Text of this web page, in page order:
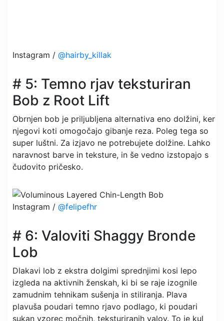
Instagram / @hairby_killak
# 5: Temno rjav teksturiran
Bob z Root Lift
Obrnjen bob je priljubljena alternativa eno dolžini, ker
njegovi koti omogočajo gibanje reza. Poleg tega so
super luštni. Za izjavo ne potrebujete dolžine. Lahko
naravnost barve in teksture, in še vedno izstopajo s
čudovito pričesko.
Instagram / @felipefhr
# 6: Valoviti Shaggy Bronde
Lob
Dlakavi lob z ekstra dolgimi sprednjimi kosi lepo
izgleda na aktivnih ženskah, ki bi se raje izognile
zamudnim tehnikam sušenja in stiliranja. Plava
plavuša poudari temno rjavo podlago, ki poudari
sukan vzorec močnih, teksturiranih valov. To je kul